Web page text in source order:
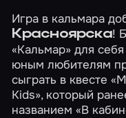
Игра в кальмара
Красноярска!
«Кальмар» для
юным любителям
сыграть в квесте
Kids», который
названием «В